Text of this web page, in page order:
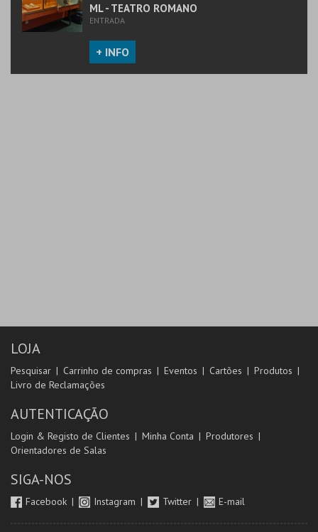
ML - TEATRO ROMANO
ENTRADA
+ INFO
LOJA
Pesquisar Carrinho de compras Eventos Cartões
Produtos
Livro de Reclamações
AUTENTICAÇÃO
Login & Registo de Clientes Minha Conta
Produtores
Orientadores de Salas
SIGA-NOS
Facebook Instagram Twitter E-mail